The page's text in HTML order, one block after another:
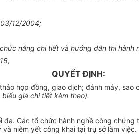
03/12/2004;
năng chi tiết và hướng dẫn thi hành
QUYẾT ĐỊNH:
hợp đồng, giao dịch; đánh máy,
biểu giá chi tiết kèm theo).
Các tổ chức hành nghề công
niêm yết công khai tại trụ sở làm việc.